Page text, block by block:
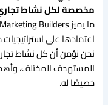
مخصصة لكل نشاط
اعتمادها على
نحن نؤمن أن كل نشاط
المستهدف المختلف،
خصيصًا له.